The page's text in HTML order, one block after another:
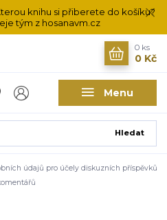
knihu si přiberete do košíku?
tým z hosanavm.cz
Menu
Hledat
0 ks
0 Kč
údajů pro účely diskuzních příspěvků